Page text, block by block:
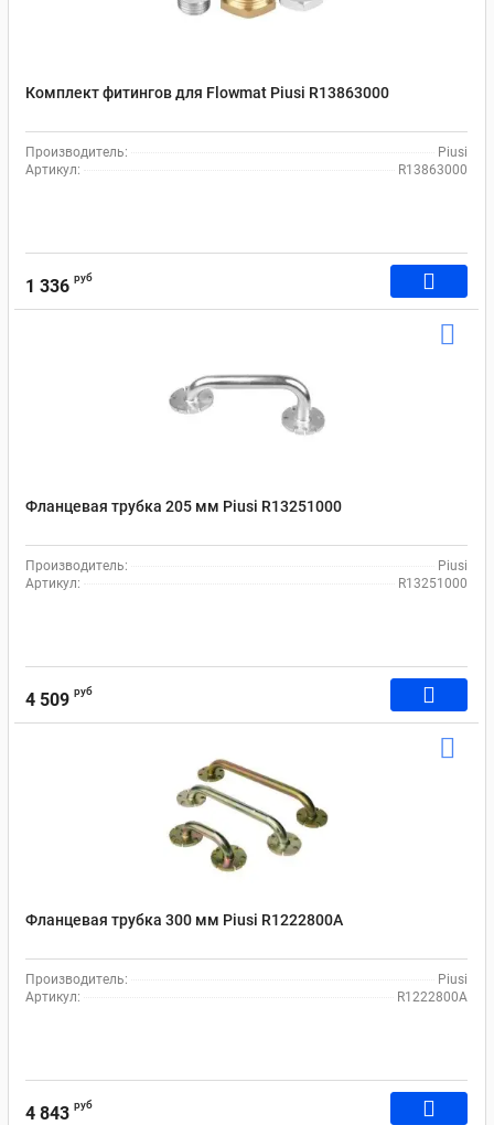
Комплект фитингов для Flowmat Рiusi R13863000
Производитель:
Piusi
Артикул:
R13863000
1 336 руб
Фланцевая трубка 205 мм Рiusi R13251000
Производитель:
Piusi
Артикул:
R13251000
4 509 руб
Фланцевая трубка 300 мм Рiusi R1222800A
Производитель:
Piusi
Артикул:
R1222800A
4 843 руб